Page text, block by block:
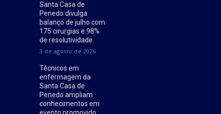
Santa Casa de
Penedo divulga
balanço de julho com
175 cirurgias e 98%
de resolutividade
3 de agosto de 2026
Técnicos em
enfermagem da
Santa Casa de
Penedo ampliam
conhecimentos em